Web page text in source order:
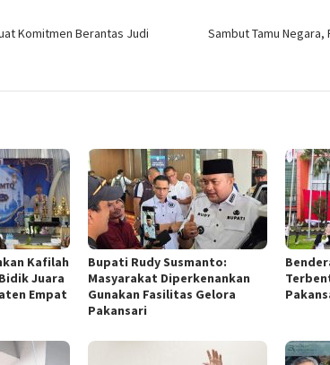
Komitmen Berantas Judi
Sambut Tamu
Kafilah
Juara
Empat
Bupati Rudy Susmanto:
Masyarakat Diperkenankan
Gunakan Fasilitas Gelora
Pakansari